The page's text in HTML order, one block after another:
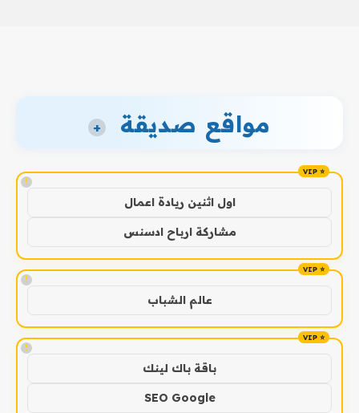
مواقع صديقة +
!
اول اثنين ريادة اعمال
مشاركة ارباح ادسنس
!
عالم الشباب
!
باقة باك لينك
SEO Google